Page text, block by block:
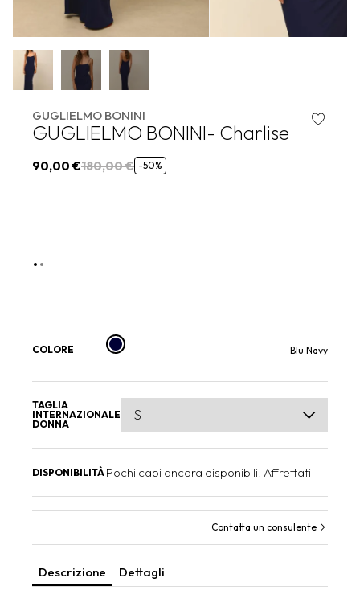
GUGLIELMO BONINI
GUGLIELMO BONINI- Charlise
90,00 €180,00 € -50%
COLORE Blu Navy
TAGLIA
INTERNAZIONALE
DONNA
DISPONIBILITÀ Pochi capi ancora disponibili. Affrettati
Contatta un consulente
Descrizione Dettagli